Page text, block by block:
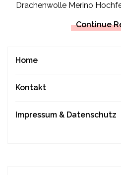
Drachenwolle Merino
Continue
Home
Kontakt
Impressum & Datenschutz